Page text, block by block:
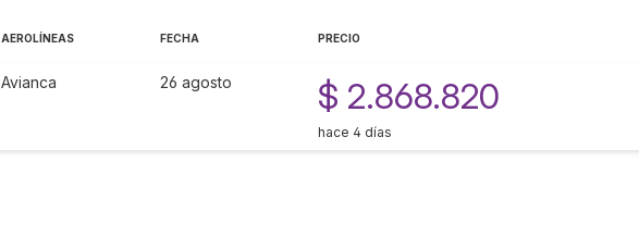
AEROLÍNEAS FECHA PRECIO
Avianca 26 agosto $ 2.868.820
hace 4 días